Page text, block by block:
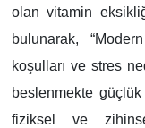
olan vitamin
bulunarak,
koşulları ve stres
beslenmekte
fiziksel ve